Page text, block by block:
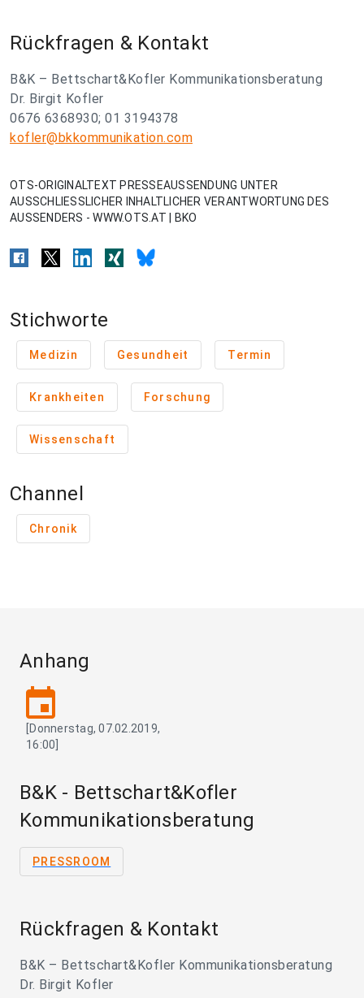
Rückfragen & Kontakt
B&K – Bettschart&Kofler Kommunikationsberatung
Dr. Birgit Kofler
0676 6368930; 01 3194378
kofler@bkkommunikation.com
OTS-ORIGINALTEXT PRESSEAUSSENDUNG UNTER
AUSSCHLIESSLICHER INHALTLICHER VERANTWORTUNG DES
AUSSENDERS - WWW.OTS.AT | BKO
Stichworte
Medizin Gesundheit Termin
Krankheiten Forschung
Wissenschaft
Channel
Chronik
Anhang
event
[Donnerstag, 07.02.2019,
16:00]
B&K - Bettschart&Kofler
Kommunikationsberatung
PRESSROOM
Rückfragen & Kontakt
B&K – Bettschart&Kofler Kommunikationsberatung
Dr. Birgit Kofler